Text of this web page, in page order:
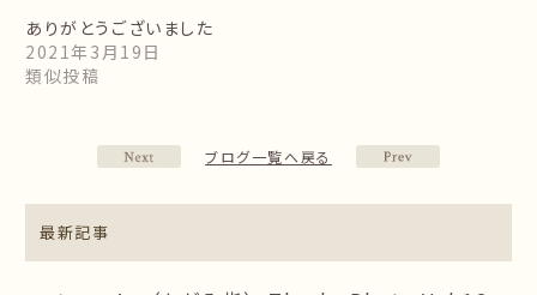
ありがとうございました
2021年3月19日
類似投稿
ブログ一覧へ戻る
最新記事